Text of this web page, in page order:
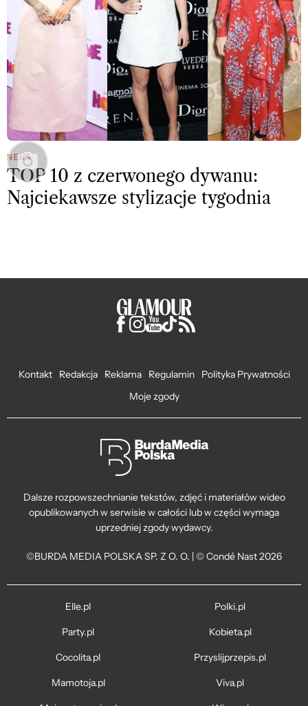
NEWS
TOP 10 z czerwonego dywanu:
Najciekawsze stylizacje tygodnia
Kontakt Redakcja Reklama Regulamin
Polityka Prywatności
Moje zgody
Dalsze rozpowszechnianie tekstów, zdjęć i materiałów wideo
opublikowanych w serwisie w całości lub w części wymaga
uprzedniej zgody wydawcy.
©BURDA MEDIA POLSKA SP. Z O. O. | © Condé Nast 2026
Elle.pl
Party.pl
Cocolita.pl
Mamotoja.pl
Polki.pl
Kobieta.pl
Przyslijprzepis.pl
Viva.pl